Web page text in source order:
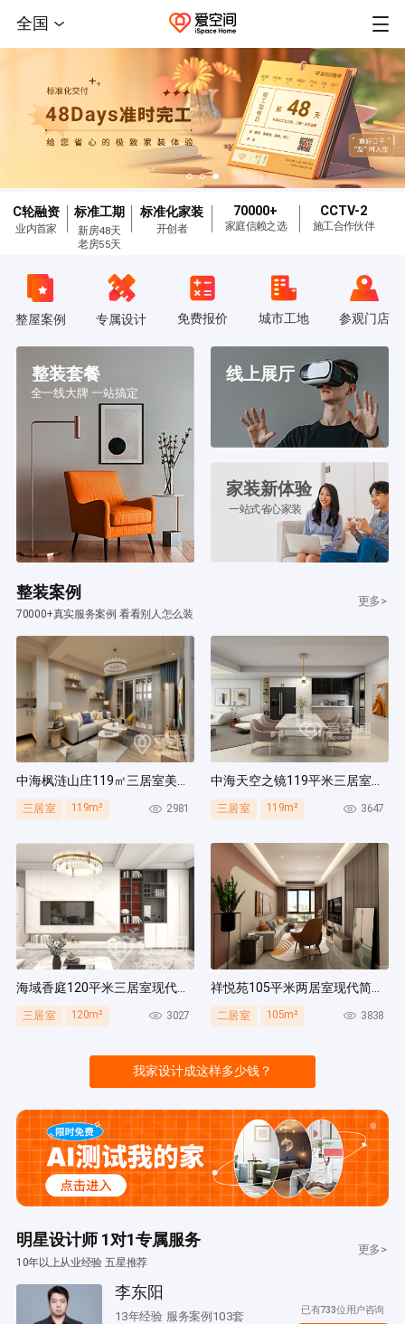
全国
C轮融资
业内首家
标准工期
新房48天
老房55天
标准化家装
开创者
70000+
家庭信赖之选
CCTV-2
施工合作伙伴
整屋案例 专属设计 免费报价 城市工地 参观门店
整装套餐
全一线大牌 一站搞定
线上展厅
家装新体验
一站式省心家装
整装案例
70000+真实服务案例 看看别人怎么装
更多>
中海枫涟山庄119㎡三居室美式风装修案例
三居室 119m² 2981
中海天空之镜119平米三居室北欧风装修案例
三居室 119m² 3647
海域香庭120平米三居室现代简约风装修案例
三居室 120m² 3027
祥悦苑105平米两居室现代简约风装修案例
二居室 105m² 3838
我家设计成这样多少钱？
明星设计师 1对1专属服务
10年以上从业经验 五星推荐
更多>
李东阳
13年经验 服务案例103套 已有733位用户咨询